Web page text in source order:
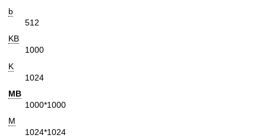
b
512
KB
1000
K
1024
MB
1000*1000
M
1024*1024